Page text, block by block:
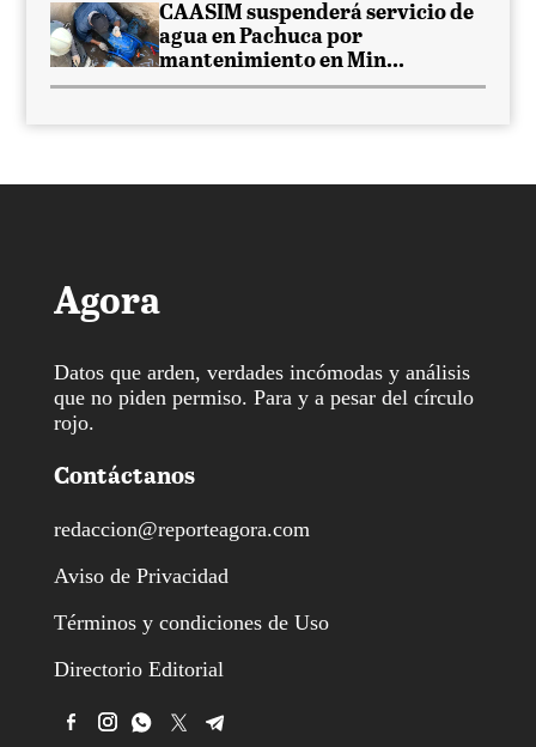
CAASIM suspenderá servicio de
agua en Pachuca por
mantenimiento en Min...
Agora
Datos que arden, verdades incómodas y análisis
que no piden permiso. Para y a pesar del círculo
rojo.
Contáctanos
redaccion@reporteagora.com
Aviso de Privacidad
Términos y condiciones de Uso
Directorio Editorial